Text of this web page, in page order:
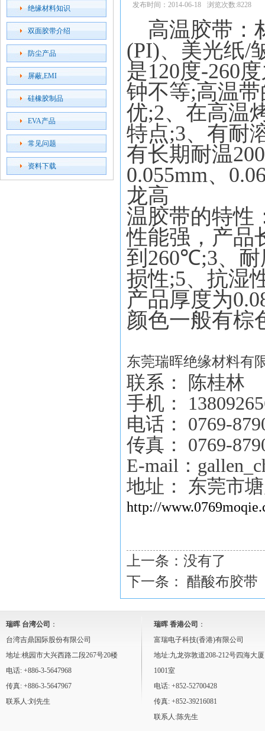
绝缘材料知识
双面胶带介绍
防尘产品
屏蔽,EMI
硅橡胶制品
EVA产品
常见问题
资料下载
发布时间：2014-06-18 浏览次数:8228
高温胶带：
(PI)、美光纸/
是120度-260
钟不等;高温
优;2、在高温
特点;3、有耐
有长期耐温200
0.055mm、
龙高
温胶带的特性
性能强，产品
到 260℃;3、
损性;5、抗湿
产品厚度为
颜色一般有棕
东莞瑞晖绝缘材料有
联系： 陈桂林
手机：
电话： 0769-
传真： 0769-
E-mail：
地址： 东莞市
http://
上一条：没有了
下一条：
醋酸布胶带
瑞晖 台湾公司 ：
台湾吉鼎国际股份有限公司
地址:桃园市大兴西路二段267号20楼
电话: +886-3-5647968
传真: +886-3-5647967
联系人:刘先生
瑞晖 香港公司 ：
富瑞电子科技(香港)有限公司
地址:九龙弥敦道208-212号四海大
1001室
电话: +852-52700428
传真: +852-39216081
联系人:陈先生